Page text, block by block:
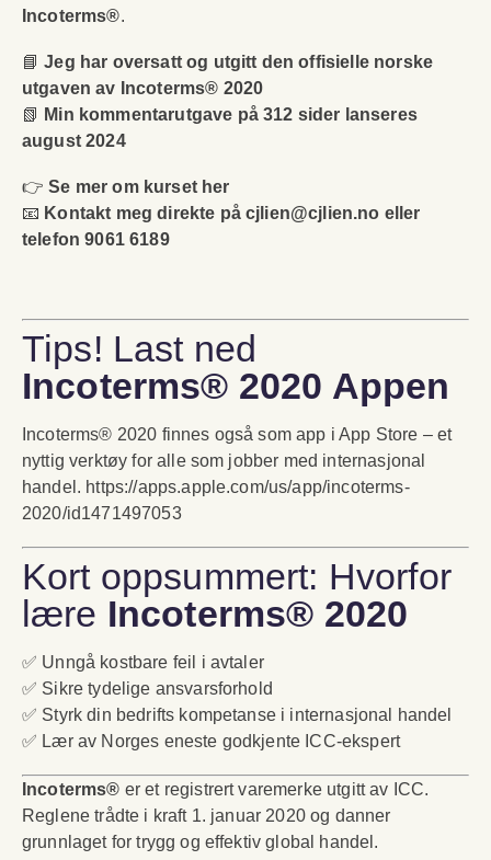
Incoterms®.
📘Jeg har oversatt og utgitt den offisielle norske
utgaven av Incoterms® 2020
📗 Min kommentarutgave på 312 sider lanseres
august 2024
👉Se mer om kurset her
📧 Kontakt meg direkte påcjlien@cjlien.no eller
telefon 9061 6189
Tips! Last ned
Incoterms® 2020 Appen
Incoterms® 2020 finnes også som app i App Store – et
nyttig verktøy for alle som jobber med internasjonal
handel. https://apps.apple.com/us/app/incoterms-
2020/id1471497053
Kort oppsummert: Hvorfor
lære Incoterms® 2020
✅ Unngå kostbare feil i avtaler
✅ Sikre tydelige ansvarsforhold
✅ Styrk din bedrifts kompetanse i internasjonal handel
✅ Lær av Norges eneste godkjente ICC-ekspert
Incoterms® er et registrert varemerke utgitt av ICC.
Reglene trådte i kraft 1. januar 2020 og danner
grunnlaget for trygg og effektiv global handel.